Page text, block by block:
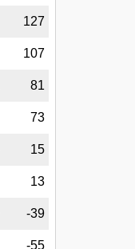
127
107
81
73
15
13
-39
-55